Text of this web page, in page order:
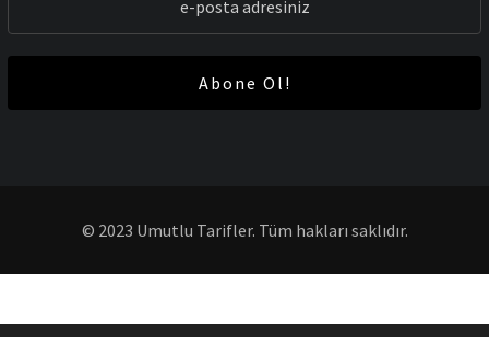
Abone Ol!
© 2023 Umutlu Tarifler. Tüm hakları saklıdır.